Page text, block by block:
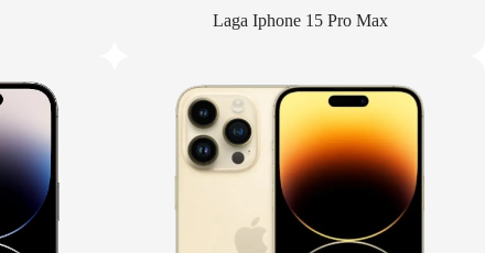
Laga Iphone 15 Pro Max